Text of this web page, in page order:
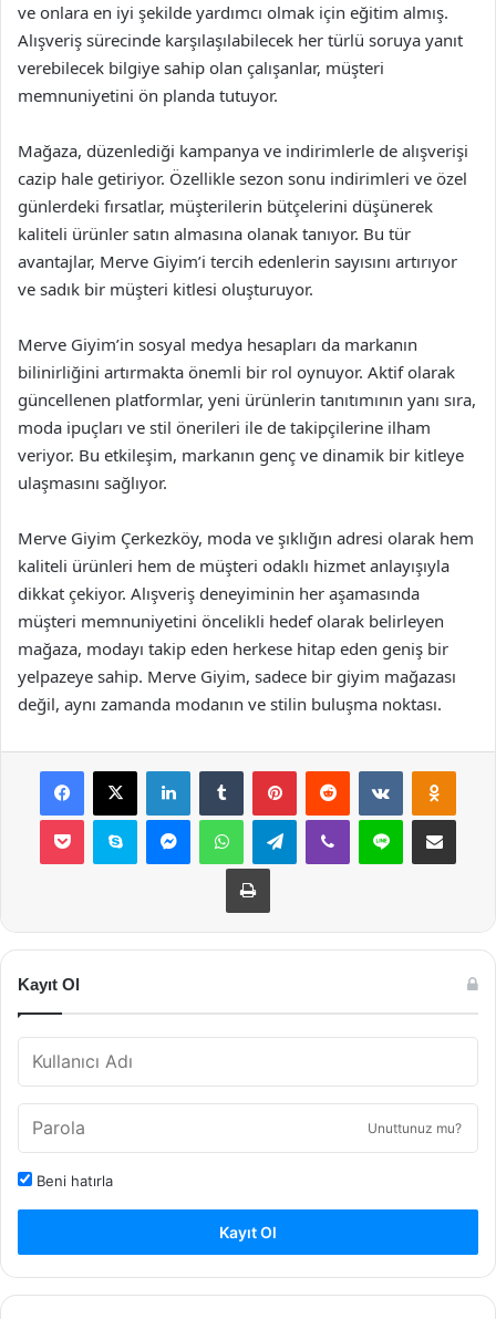
ve onlara en iyi şekilde yardımcı olmak için eğitim almış.
Alışveriş sürecinde karşılaşılabilecek her türlü soruya yanıt
verebilecek bilgiye sahip olan çalışanlar, müşteri
memnuniyetini ön planda tutuyor.
Mağaza, düzenlediği kampanya ve indirimlerle de alışverişi
cazip hale getiriyor. Özellikle sezon sonu indirimleri ve özel
günlerdeki fırsatlar, müşterilerin bütçelerini düşünerek
kaliteli ürünler satın almasına olanak tanıyor. Bu tür
avantajlar, Merve Giyim’i tercih edenlerin sayısını artırıyor
ve sadık bir müşteri kitlesi oluşturuyor.
Merve Giyim’in sosyal medya hesapları da markanın
bilinirliğini artırmakta önemli bir rol oynuyor. Aktif olarak
güncellenen platformlar, yeni ürünlerin tanıtımının yanı sıra,
moda ipuçları ve stil önerileri ile de takipçilerine ilham
veriyor. Bu etkileşim, markanın genç ve dinamik bir kitleye
ulaşmasını sağlıyor.
Merve Giyim Çerkezköy, moda ve şıklığın adresi olarak hem
kaliteli ürünleri hem de müşteri odaklı hizmet anlayışıyla
dikkat çekiyor. Alışveriş deneyiminin her aşamasında
müşteri memnuniyetini öncelikli hedef olarak belirleyen
mağaza, modayı takip eden herkese hitap eden geniş bir
yelpazeye sahip. Merve Giyim, sadece bir giyim mağazası
değil, aynı zamanda modanın ve stilin buluşma noktası.
Facebook
X LinkedInTumblr PinterestReddit VKontakte
Pocket Skype MessengerWhatsAppTelegramViber Line E-Posta ile
Yazdır
Kayıt Ol
Unuttunuz mu?
Beni hatırla
Kayıt Ol